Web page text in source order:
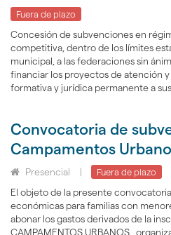
Fuera de plazo
Concesión de subvenciones en
competitiva, dentro de los límites
municipal, a las federaciones sin
financiar los proyectos de atención
formativa y jurídica permanente a
Convocatoria de
Campamentos
Presencial | Fuera de plazo
El objeto de la presente
económicas para familias con
abonar los gastos derivados de la
CAMPAMENTOS URBANOS ,